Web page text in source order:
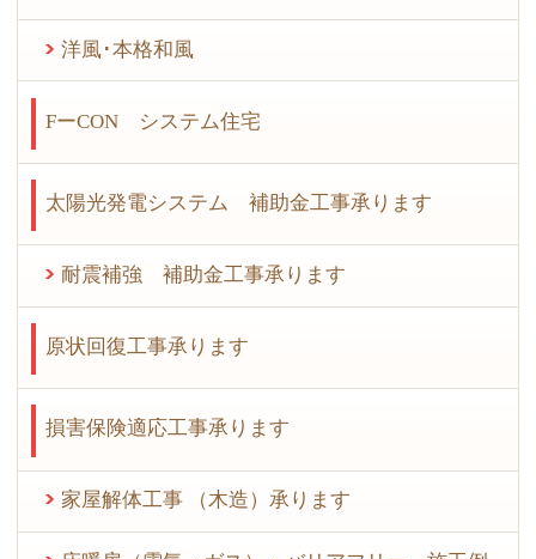
洋風･本格和風
FーCON システム住宅
太陽光発電システム 補助金工事承ります
耐震補強 補助金工事承ります
原状回復工事承ります
損害保険適応工事承ります
家屋解体工事 （木造）承ります